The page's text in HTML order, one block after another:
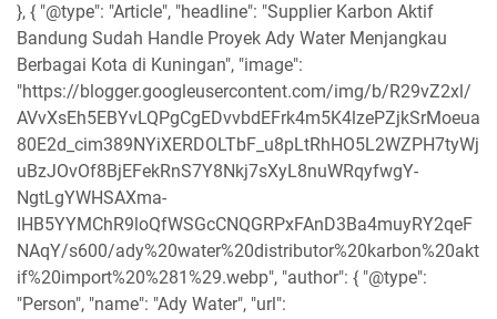
}, { "@type": "Article", "headline": "Supplier Karbon Aktif
Bandung Sudah Handle Proyek Ady Water Menjangkau
Berbagai Kota di Kuningan", "image":
"https://blogger.googleusercontent.com/img/b/R29vZ2xl/
AVvXsEh5EBYvLQPgCgEDvvbdEFrk4m5K4lzePZjkSrMoeua
80E2d_cim389NYiXERDOLTbF_u8pLtRhHO5L2WZPH7tyWj
uBzJOvOf8BjEFekRnS7Y8Nkj7sXyL8nuWRqyfwgY-
NgtLgYWHSAXma-
IHB5YYMChR9loQfWSGcCNQGRPxFAnD3Ba4muyRY2qeF
NAqY/s600/ady%20water%20distributor%20karbon%20akt
if%20import%20%281%29.webp", "author": { "@type":
"Person", "name": "Ady Water", "url":